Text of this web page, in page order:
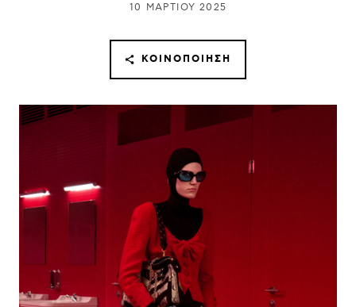
10 ΜΑΡΤΊΟΥ 2025
ΚΟΙΝΟΠΟΊΗΣΗ